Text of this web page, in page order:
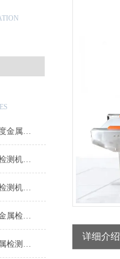
自动皮带输送宠物粮高精度金属检测机生产厂家
管道式食品药品自动金属检测机支持定制
自动皮带输送中草药金属检测机操作简单
自动翻版剔除高精度茶叶金属检测机厂家
自动推杆剔除塑料零件金属检测机操作简单
详细介绍